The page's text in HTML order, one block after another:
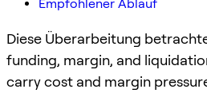
Empfohlener Ablauf
Diese Überarbeitung
funding, margin, and
carry cost and margin